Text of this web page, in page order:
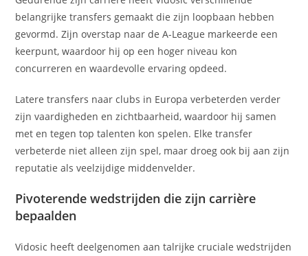
belangrijke transfers gemaakt die zijn loopbaan hebben
gevormd. Zijn overstap naar de A-League markeerde een
keerpunt, waardoor hij op een hoger niveau kon
concurreren en waardevolle ervaring opdeed.
Latere transfers naar clubs in Europa verbeterden verder
zijn vaardigheden en zichtbaarheid, waardoor hij samen
met en tegen top talenten kon spelen. Elke transfer
verbeterde niet alleen zijn spel, maar droeg ook bij aan zijn
reputatie als veelzijdige middenvelder.
Pivoterende wedstrijden die zijn carrière
bepaalden
Vidosic heeft deelgenomen aan talrijke cruciale wedstrijden